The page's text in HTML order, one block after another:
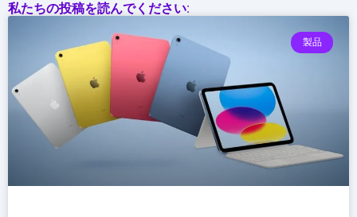
施
ス
管
理
私たちの投稿を読んでください:
製品